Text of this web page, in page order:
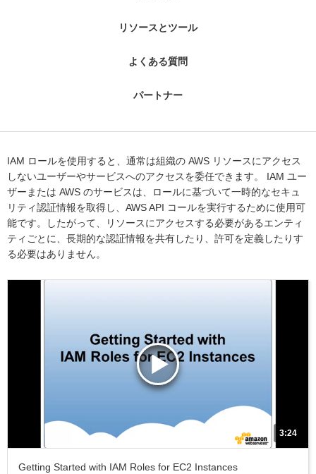
リソースとツール
よくある質問
パートナー
IAM ロールを使用すると、通常は組織の AWS リソースにアクセス
しないユーザーやサービスへのアクセスを委任できます。 IAM ユー
ザーまたは AWS のサービスは、ロールに基づいて一時的なセキュ
リティ認証情報を取得し、AWS API コールを実行するために使用可
能です。したがって、リソースにアクセスする必要があるエンティ
ティごとに、長期的な認証情報を共有したり、許可を定義したりす
る必要はありません。
3:24
Getting Started with IAM Roles for EC2 Instances